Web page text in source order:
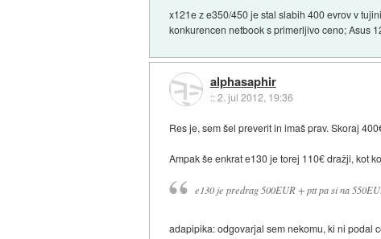
x121e z e350/450 je stal slabih 400 evrov v
konkurencen netbook s primerljivo ceno; Asus
alphasaphir
::2. jul 2012, 19:36
Res je, sem šel preverit in imaš prav. Skoraj
Ampak še enkrat e130 je torej 110€ dražji, kot
e130 je predrag 500EUR + ptt pa si na
adapipika: odgovarjal sem nekomu, ki ni podal